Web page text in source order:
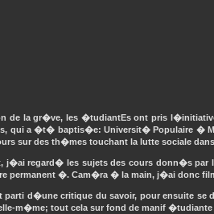
de la gr�ve, les �tudiantEs ont pris
qui a �t� baptis�e: Universit� Populaire �
sur des th�mes touchant la lutte sociale
j�ai regard� les sujets des cours donn�s
permanent �. Cam�ra � la main, j�ai donc
parti d�une critique du savoir, pour ensuite
m�me; tout cela sur fond de manif